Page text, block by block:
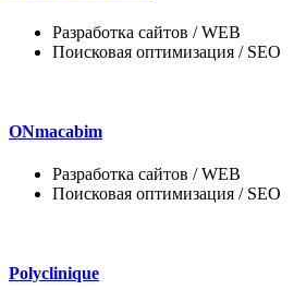
Разработка сайтов / WEB
Поисковая оптимизация / SEO
ONmacabim
Разработка сайтов / WEB
Поисковая оптимизация / SEO
Polyclinique